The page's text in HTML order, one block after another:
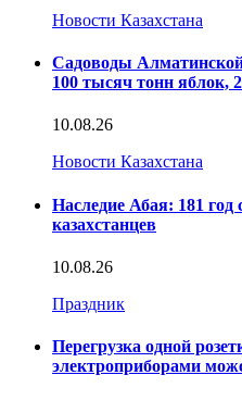
Новости Казахстана
Садоводы
100 тысяч тонн яблок,
10.08.26
Новости Казахстана
Наследие Абая: 181 год
казахстанцев
10.08.26
Праздник
Перегрузка одной
электроприборами